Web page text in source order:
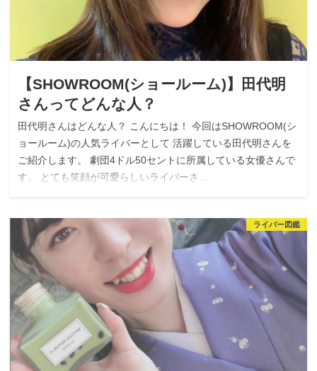
【SHOWROOM(ショールーム)】田代明
さんってどんな人？
田代明さんはどんな人？ こんにちは！ 今回はSHOWROOM(シ
ョールーム)の人気ライバーとして 活躍している田代明さんを
ご紹介します。 劇団4ドル50セントに所属している女優さんで
す。 とても笑顔が可愛らしいライバーさ…
ライバー図鑑